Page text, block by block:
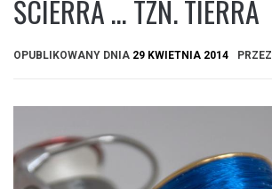
ŚCIERRA … TZN. TIERRA
OPUBLIKOWANY DNIA 29 KWIETNIA 2014 PRZEZ